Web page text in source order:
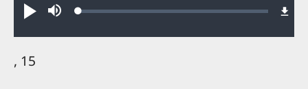
Play MuteLoaded:
, 15